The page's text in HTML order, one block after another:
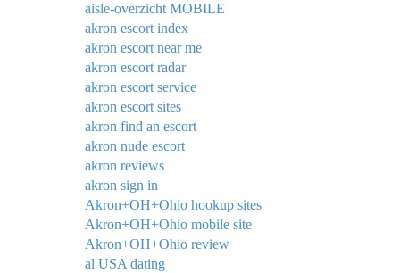
aisle-overzicht MOBILE
akron escort index
akron escort near me
akron escort radar
akron escort service
akron escort sites
akron find an escort
akron nude escort
akron reviews
akron sign in
Akron+OH+Ohio hookup sites
Akron+OH+Ohio mobile site
Akron+OH+Ohio review
al USA dating